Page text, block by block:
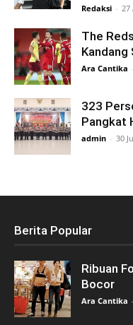
Redaksi - 27
The
Kandang
Ara Cantika -
323
Pangkat
admin - 30
Berita Popular
Ribuan
Bocor
Ara Cantika -